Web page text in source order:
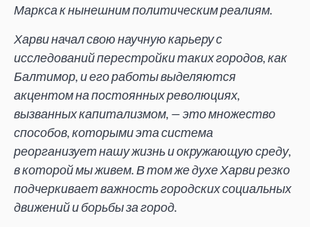
Маркса к нынешним политическим реалиям.
Харви начал свою научную карьеру с
исследований перестройки таких городов, как
Балтимор, и его работы выделяются
акцентом на постоянных революциях,
вызванных капитализмом, — это множество
способов, которыми эта система
реорганизует нашу жизнь и окружающую среду,
в которой мы живем. В том же духе Харви резко
подчеркивает важность городских социальных
движений и борьбы за город.